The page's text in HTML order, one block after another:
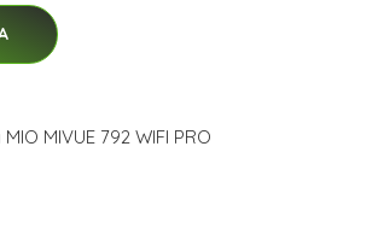
MIVUE 792 WIFI PRO